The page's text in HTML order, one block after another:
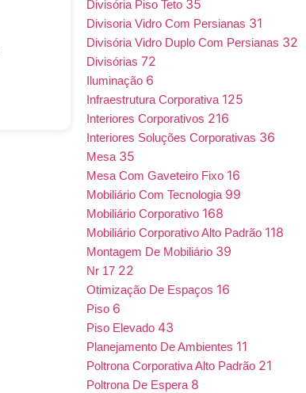
Divisória Piso Teto 35
Divisoria Vidro Com Persianas 31
Divisória Vidro Duplo Com Persianas 32
Divisórias 72
Iluminação 6
Infraestrutura Corporativa 125
Interiores Corporativos 216
Interiores Soluções Corporativas 36
Mesa 35
Mesa Com Gaveteiro Fixo 16
Mobiliário Com Tecnologia 99
Mobiliário Corporativo 168
Mobiliário Corporativo Alto Padrão 118
Montagem De Mobiliário 39
Nr 17 22
Otimização De Espaços 16
Piso 6
Piso Elevado 43
Planejamento De Ambientes 11
Poltrona Corporativa Alto Padrão 21
Poltrona De Espera 8